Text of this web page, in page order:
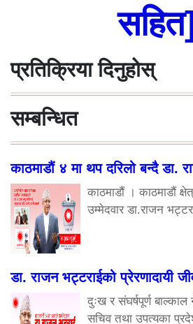
प्रतिक्रिया दिनुहोस्
सम्बन्धित
काठमाडौं ४ मा थप दरिलो बन्दै डा.
काठमाडौं । काठमाडौं
उम्मेदवार डा.राजन
डा. राजन भट्टराईको प्रेरणादायी
दुःख र संघर्षपूर्ण
सचिव तथा उपत्यका